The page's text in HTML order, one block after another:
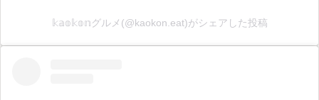
𝕜𝕒𝕠𝕜𝕠𝕟グルメ(@kaokon.eat)がシェアした投稿